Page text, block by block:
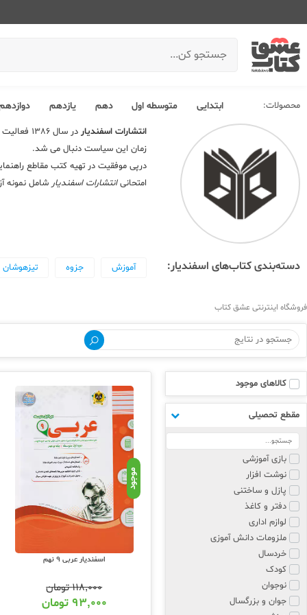
محصولات: ابتدایی متوسطه اول دهم یازدهم
انتشارات اسفندیار
در سال
زمان این سیاست دنبال می شد.
درپی موفقیت در تهیه کتب مقاطع
امتحانیانتشارات اسفندیار شامل نمونه
دسته‌بندی کتاب‌های اسفندیار: آموزش جزوه تیزهوشان
فروشگاه اینترنتی عشق کتاب
کالاهای موجود
مقطع تحصیلی
بازی آموزشی
نوشت افزار
پازل و ساختنی
دفتر و کاغذ
لوازم اداری
ملزومات دانش آموزی
خردسال
کودک
نوجوان
جوان و بزرگسال
موجود
اسفندیار عربی 9 نهم
۱۱۸,۰۰۰تومان
۹۳,۰۰۰ تومان